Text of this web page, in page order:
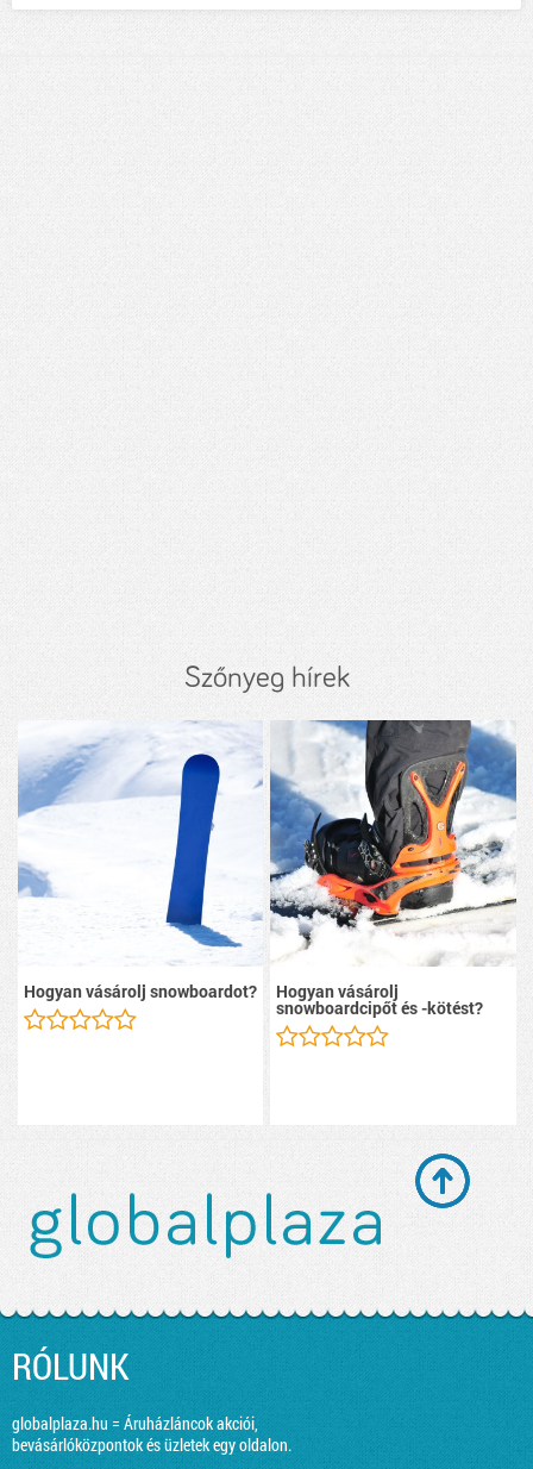
Szőnyeg hírek
Hogyan vásárolj snowboardot? Hogyan vásárolj
snowboardcipőt és -kötést?
RÓLUNK
globalplaza.hu = Áruházláncok akciói,
bevásárlóközpontok és üzletek egy oldalon.